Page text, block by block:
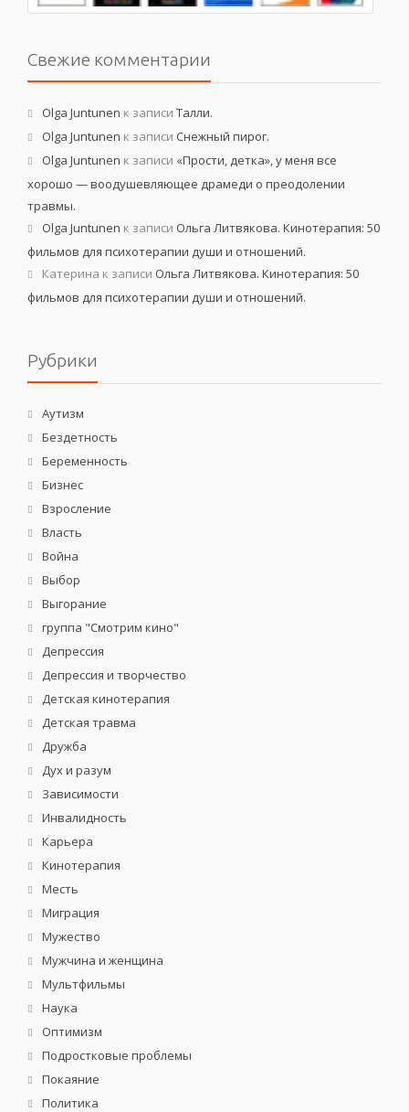
Свежие комментарии
Olga Juntunen к записи Талли.
Olga Juntunen к записи Снежный пирог.
Olga Juntunen к записи «Прости, детка», у меня все
хорошо — воодушевляющее драмеди о преодолении
травмы.
Olga Juntunen к записи Ольга Литвякова. Кинотерапия: 50
фильмов для психотерапии души и отношений.
Катерина к записи Ольга Литвякова. Кинотерапия: 50
фильмов для психотерапии души и отношений.
Рубрики
Аутизм
Бездетность
Беременность
Бизнес
Взросление
Власть
Война
Выбор
Выгорание
группа "Смотрим кино"
Депрессия
Депрессия и творчество
Детская кинотерапия
Детская травма
Дружба
Дух и разум
Зависимости
Инвалидность
Карьера
Кинотерапия
Месть
Миграция
Мужество
Мужчина и женщина
Мультфильмы
Наука
Оптимизм
Подростковые проблемы
Покаяние
Политика